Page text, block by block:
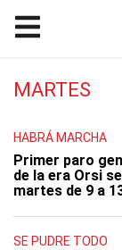
MARTES
HABRÁ MARCHA
Primer paro
de la era Orsi
martes de 9 a
SE PUDRE TODO